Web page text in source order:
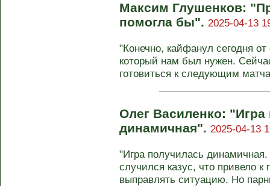
Максим Глушенков:
помогла бы". 2025-04-13
"Конечно, кайфанул сегодня
который нам был нужен.
готовиться к следующим
Олег Василенко: "Игра
динамичная". 2025-04-13
"Игра получилась
случился казус, что привело
выправлять ситуацию. Но